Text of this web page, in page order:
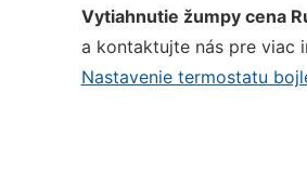
Vytiahnutie žumpy cena
a kontaktujte nás pre viac
Nastavenie termostatu